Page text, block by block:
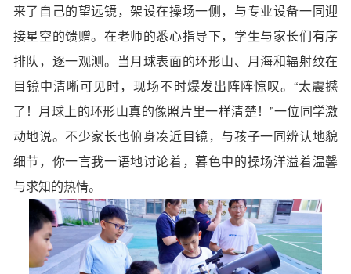
来了自己的望远镜，架设在操场一侧，与专业设备一同迎
接星空的馈赠。在老师的悉心指导下，学生与家长们有序
排队，逐一观测。当月球表面的环形山、月海和辐射纹在
目镜中清晰可见时，现场不时爆发出阵阵惊叹。“太震撼
了！月球上的环形山真的像照片里一样清楚！”一位同学激
动地说。不少家长也俯身凑近目镜，与孩子一同辨认地貌
细节，你一言我一语地讨论着，暮色中的操场洋溢着温馨
与求知的热情。